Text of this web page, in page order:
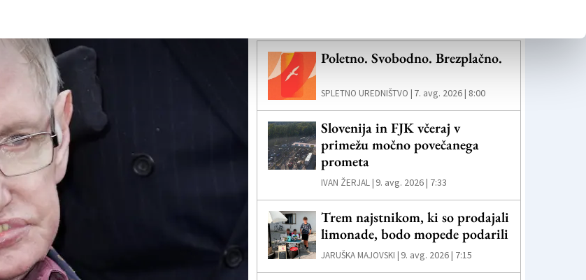
Poletno. Svobodno. Brezplačno.
SPLETNO UREDNIŠTVO | 7. avg. 2026 | 8:00
Slovenija in FJK včeraj v
primežu močno povečanega
prometa
IVAN ŽERJAL | 9. avg. 2026 | 7:33
Trem najstnikom, ki so prodajali
limonade, bodo mopede podarili
JARUŠKA MAJOVSKI | 9. avg. 2026 | 7:15